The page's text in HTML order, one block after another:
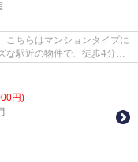
こちらはマンションタイプに
な駅近の物件で、徒歩4分で
円)